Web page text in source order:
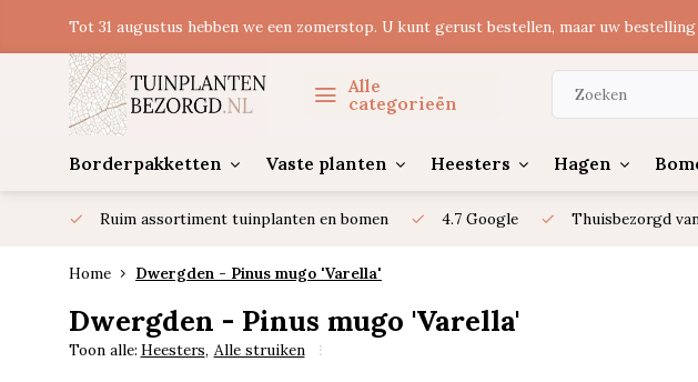
Tot 31 augustus hebben we een zomerstop. U kunt gerust bestellen, maar uw
Alle
categorieën
Borderpakketten Vaste planten Heesters Hagen
Ruim assortiment tuinplanten en bomen 4.7 Google Thuisbezorgd
Home Dwergden - Pinus mugo 'Varella'
Dwergden - Pinus mugo 'Varella'
Toon alle: Heesters, Alle struiken